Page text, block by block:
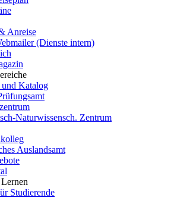
Anreise
(Dienste intern)
Katalog
Naturwissensch. Zentrum
Auslandsamt
Studierende